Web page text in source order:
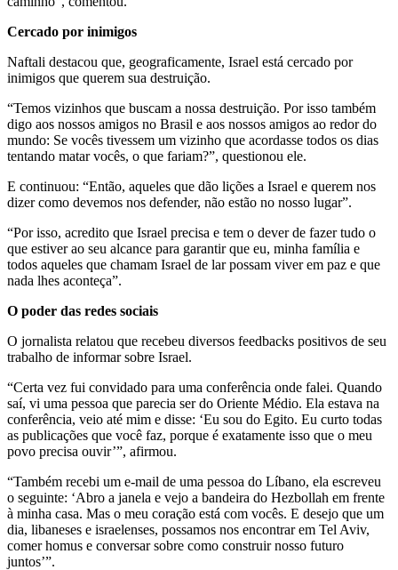
Cercado por inimigos
Naftali destacou que, geograficamente, Israel está cercado por
inimigos que querem sua destruição.
“Temos vizinhos que buscam a nossa destruição. Por isso também
digo aos nossos amigos no Brasil e aos nossos amigos ao redor do
mundo: Se vocês tivessem um vizinho que acordasse todos os dias
tentando matar vocês, o que fariam?”, questionou ele.
E continuou: “Então, aqueles que dão lições a Israel e querem nos
dizer como devemos nos defender, não estão no nosso lugar”.
“Por isso, acredito que Israel precisa e tem o dever de fazer tudo o
que estiver ao seu alcance para garantir que eu, minha família e
todos aqueles que chamam Israel de lar possam viver em paz e que
nada lhes aconteça”.
O poder das redes sociais
O jornalista relatou que recebeu diversos feedbacks positivos de seu
trabalho de informar sobre Israel.
“Certa vez fui convidado para uma conferência onde falei. Quando
saí, vi uma pessoa que parecia ser do Oriente Médio. Ela estava na
conferência, veio até mim e disse: ‘Eu sou do Egito. Eu curto todas
as publicações que você faz, porque é exatamente isso que o meu
povo precisa ouvir’”, afirmou.
“Também recebi um e-mail de uma pessoa do Líbano, ela escreveu
o seguinte: ‘Abro a janela e vejo a bandeira do Hezbollah em frente
à minha casa. Mas o meu coração está com vocês. E desejo que um
dia, libaneses e israelenses, possamos nos encontrar em Tel Aviv,
comer homus e conversar sobre como construir nosso futuro
juntos’”.